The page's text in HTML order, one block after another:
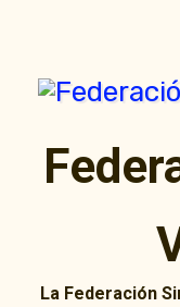
La Federación